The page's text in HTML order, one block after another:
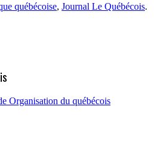
québécoise, Journal Le Québécois.
Organisation du québécois